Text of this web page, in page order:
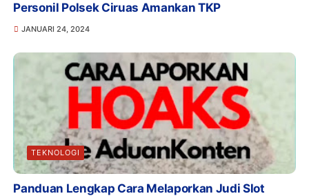
Personil Polsek Ciruas Amankan TKP
JANUARI 24, 2024
TEKNOLOGI
Panduan Lengkap Cara Melaporkan Judi Slot